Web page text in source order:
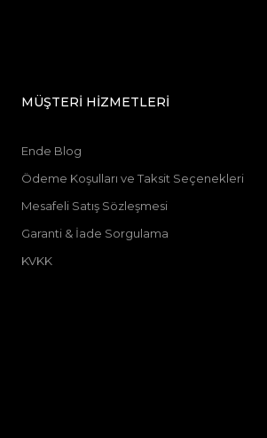
MÜŞTERİ HİZMETLERİ
Ende Blog
Ödeme Koşulları ve Taksit Seçenekleri
Mesafeli Satış Sözleşmesi
Garanti & İade Sorgulama
KVKK